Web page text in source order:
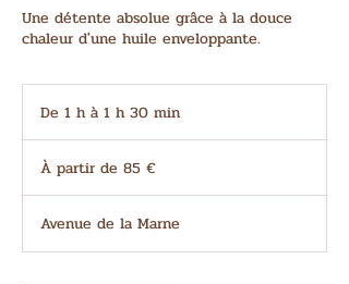
Une détente absolue grâce à la douce
chaleur d'une huile enveloppante.
De 1 h à 1 h 30 minD
1
m
partir
euros
À partir de 85 €
Avenue de la Marne